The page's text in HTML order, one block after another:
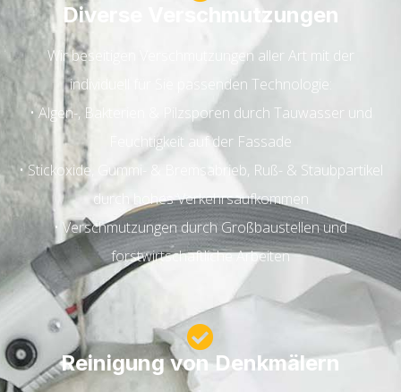
Diverse Verschmutzungen
Wir beseitigen Verschmutzungen aller Art mit der
individuell für Sie passenden Technologie:
• Algen-, Bakterien & Pilzsporen durch Tauwasser und
Feuchtigkeit auf der Fassade
• Stickoxide, Gummi- & Bremsabrieb, Ruß- & Staubpartikel
durch hohes Verkehrsaufkommen
• Verschmutzungen durch Großbaustellen und
forstwirtschaftliche Arbeiten
Reinigung von Denkmälern